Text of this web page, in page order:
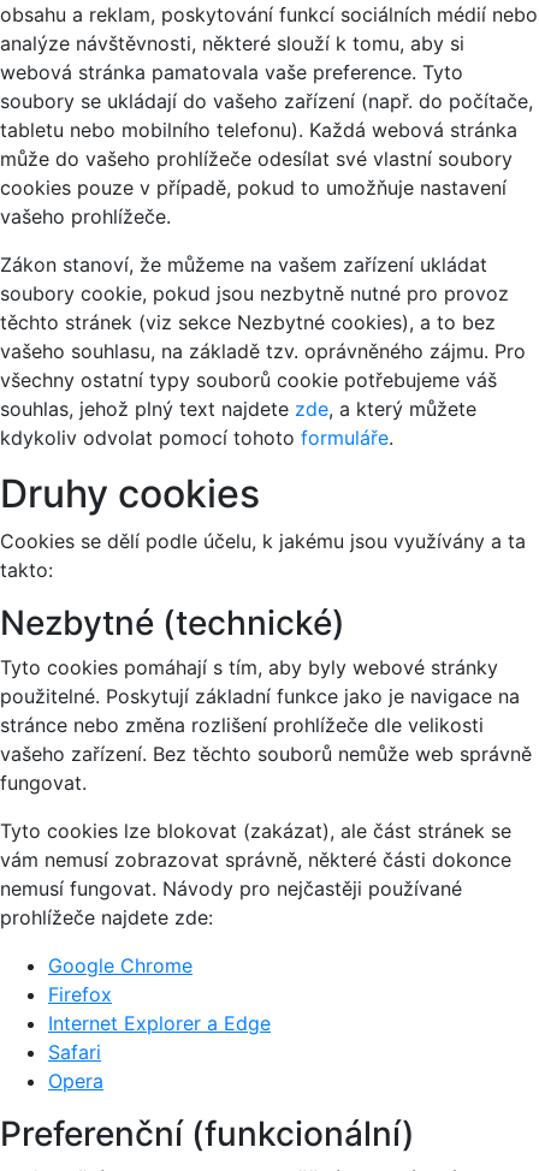
obsahu a reklam, poskytování funkcí sociálních médií nebo
analýze návštěvnosti, některé slouží k tomu, aby si
webová stránka pamatovala vaše preference. Tyto
soubory se ukládají do vašeho zařízení (např. do počítače,
tabletu nebo mobilního telefonu). Každá webová stránka
může do vašeho prohlížeče odesílat své vlastní soubory
cookies pouze v případě, pokud to umožňuje nastavení
vašeho prohlížeče.
Zákon stanoví, že můžeme na vašem zařízení ukládat
soubory cookie, pokud jsou nezbytně nutné pro provoz
těchto stránek (viz sekce Nezbytné cookies), a to bez
vašeho souhlasu, na základě tzv. oprávněného zájmu. Pro
všechny ostatní typy souborů cookie potřebujeme váš
souhlas, jehož plný text najdete zde, a který můžete
kdykoliv odvolat pomocí tohoto formuláře.
Druhy cookies
Cookies se dělí podle účelu, k jakému jsou využívány a ta
takto:
Nezbytné (technické)
Tyto cookies pomáhají s tím, aby byly webové stránky
použitelné. Poskytují základní funkce jako je navigace na
stránce nebo změna rozlišení prohlížeče dle velikosti
vašeho zařízení. Bez těchto souborů nemůže web správně
fungovat.
Tyto cookies lze blokovat (zakázat), ale část stránek se
vám nemusí zobrazovat správně, některé části dokonce
nemusí fungovat. Návody pro nejčastěji používané
prohlížeče najdete zde:
Google Chrome
Firefox
Internet Explorer a Edge
Safari
Opera
Preferenční (funkcionální)